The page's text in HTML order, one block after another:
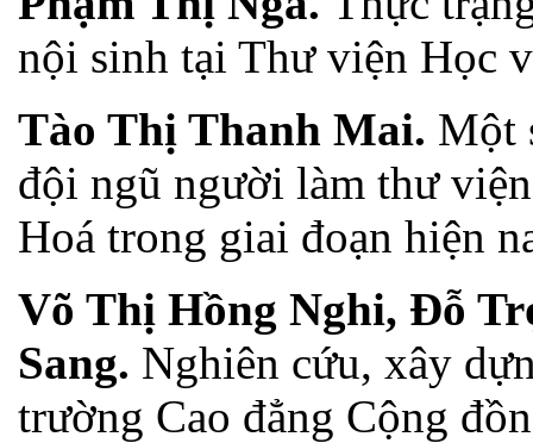
nội sinh tại Thư viện Học
Tào Thị Thanh Mai. Một
đội ngũ người làm thư
Hoá trong giai đoạn hiện
Võ Thị Hồng Nghi, Đỗ
Sang. Nghiên cứu, xây
trường Cao đẳng Cộng